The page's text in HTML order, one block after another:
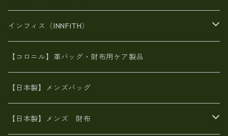
がま口
斜め掛け
スペインレザー
スペインレザー
佐賀牛革
L字ファスナー財布
スペインレザー
革友禅染め
ポーチ
ヌメ革
革友禅染め
財布ショルダー
ヌメ革
がま口財布
財布・小物
BAG
財布・小物
インフィス（INNFITH）
BAG
財布・小物
【コロニル】革バッグ・財布用ケア製品
【日本製】メンズバッグ
【日本製】メンズ 財布